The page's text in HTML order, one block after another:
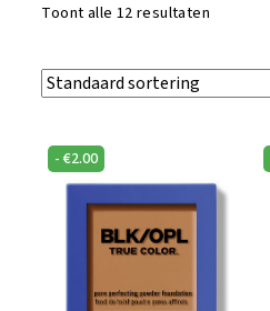
Toont alle 12 resultaten
-€2.00